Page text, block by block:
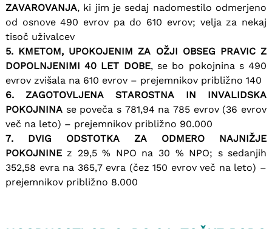
ZAVAROVANJA, ki jim je sedaj nadomestilo odmerjeno
od osnove 490 evrov pa do 610 evrov; velja za nekaj
tisoč uživalcev
5. KMETOM, UPOKOJENIM ZA OŽJI OBSEG PRAVIC Z
DOPOLNJENIMI 40 LET DOBE, se bo pokojnina s 490
evrov zvišala na 610 evrov – prejemnikov približno 140
6. ZAGOTOVLJENA STAROSTNA IN INVALIDSKA
POKOJNINAse poveča s 781,94 na 785 evrov (36 evrov
več na leto) – prejemnikov približno 90.000
7. DVIG ODSTOTKA ZA ODMERO NAJNIŽJE
POKOJNINEz 29,5 % NPO na 30 % NPO; s sedanjih
352,58 evra na 365,7 evra (čez 150 evrov več na leto) –
prejemnikov približno 8.000